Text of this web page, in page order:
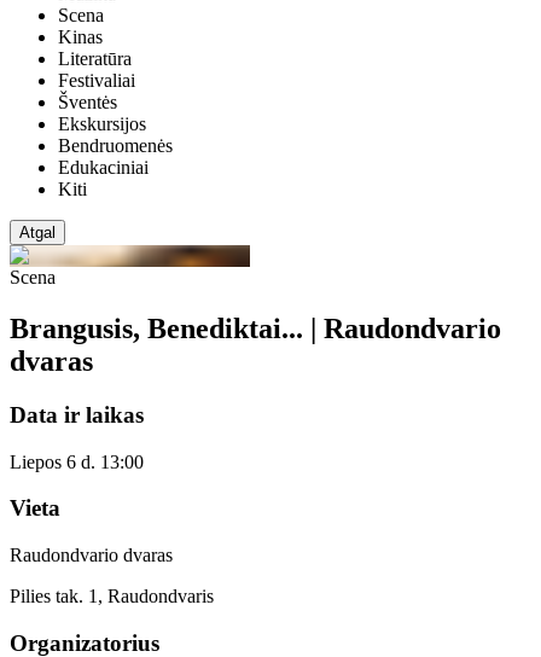
Scena
Kinas
Literatūra
Festivaliai
Šventės
Ekskursijos
Bendruomenės
Edukaciniai
Kiti
Atgal
Scena
Brangusis, Benediktai... | Raudondvario
dvaras
Data ir laikas
Liepos 6 d. 13:00
Vieta
Raudondvario dvaras
Pilies tak. 1, Raudondvaris
Organizatorius